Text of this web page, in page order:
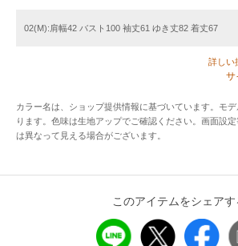
アイテム。
※手洗い可能です。
※照明の関係により、実際よりも色味が違
またパソコン・スマートフォンなどの環
像のカラーが異なる場合もございます。
予めご了承ください。
02(M):肩幅42 バスト100 袖丈61 ゆき丈82 着丈67
詳しい
サ
カラー名は、ショップ提供情報に基づいています。モ
ります。色味は生地アップでご確認ください。画面設
は異なって見える場合がございます。
このアイテムをシェアす